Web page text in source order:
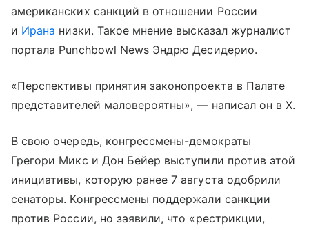
американских санкций в отношении России
и Ирана низки. Такое мнение высказал журналист
портала Punchbowl News Эндрю Десидерио.
«Перспективы принятия законопроекта в Палате
представителей маловероятны», — написал он в X.
В свою очередь, конгрессмены-демократы
Грегори Микс и Дон Бейер выступили против этой
инициативы, которую ранее 7 августа одобрили
сенаторы. Конгрессмены поддержали санкции
против России, но заявили, что «рестрикции,